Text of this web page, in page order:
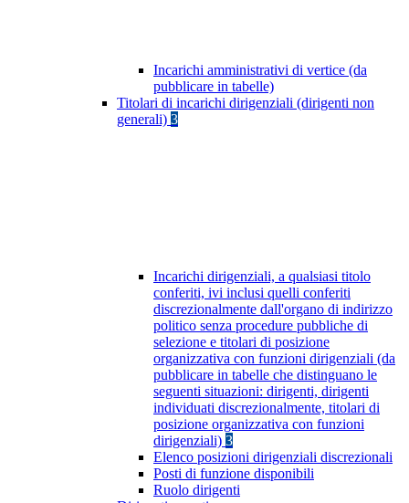
Incarichi amministrativi di vertice (da
pubblicare in tabelle)
Titolari di incarichi dirigenziali (dirigenti non
generali) 3
Incarichi dirigenziali, a qualsiasi titolo
conferiti, ivi inclusi quelli conferiti
discrezionalmente dall'organo di indirizzo
politico senza procedure pubbliche di
selezione e titolari di posizione
organizzativa con funzioni dirigenziali (da
pubblicare in tabelle che distinguano le
seguenti situazioni: dirigenti, dirigenti
individuati discrezionalmente, titolari di
posizione organizzativa con funzioni
dirigenziali) 3
Elenco posizioni dirigenziali discrezionali
Posti di funzione disponibili
Ruolo dirigenti